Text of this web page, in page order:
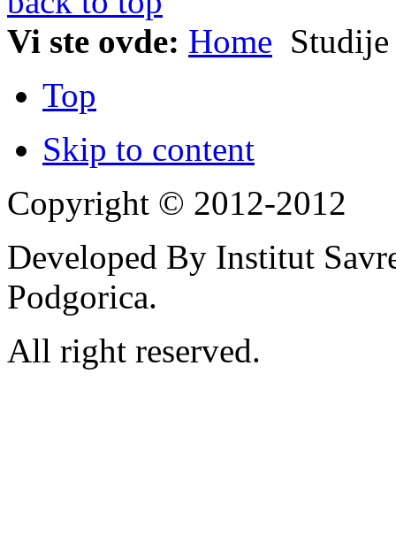
Vi ste ovde: Home
Top
Skip to content
Copyright © 2012-2012
Developed By Institut
Podgorica.
All right reserved.